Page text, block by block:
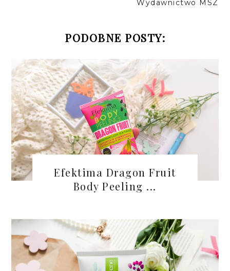
Wydawnictwo MSZ
PODOBNE POSTY:
Efektima Dragon Fruit
Body Peeling ...